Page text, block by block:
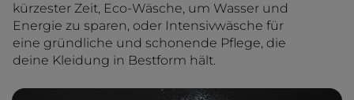
kürzester Zeit, Eco-Wäsche, um Wasser und
Energie zu sparen, oder Intensivwäsche für
eine gründliche und schonende Pflege, die
deine Kleidung in Bestform hält.